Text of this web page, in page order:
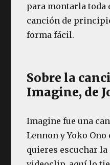
para montarla toda
canción de
forma fácil.
Sobre la
Imagine, de
Imagine fue una
Lennon y Yoko Ono
quieres escuchar